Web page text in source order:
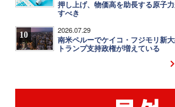
押し上げ、物価高を助長する原子
すべき
10 2026.07.29
南米ペルーでケイコ・フジモリ新
トランプ支持政権が増えている